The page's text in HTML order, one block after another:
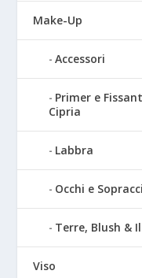
Make-Up
Accessori
Primer e
Cipria
Labbra
Occhi e
Terre, Blush &
Viso